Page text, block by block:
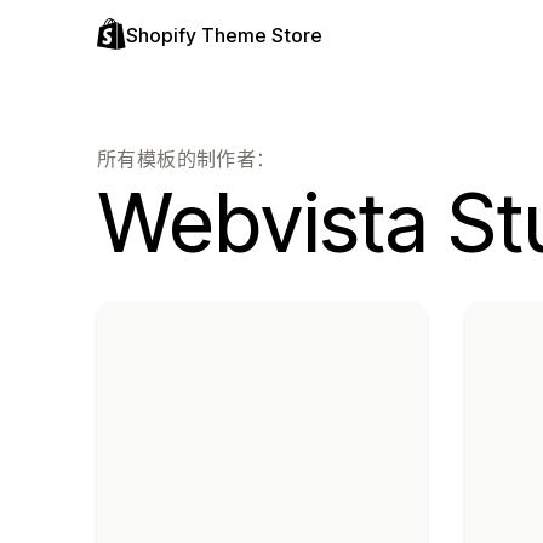
Shopify Theme Store
所有模板的制作者：
Webvista